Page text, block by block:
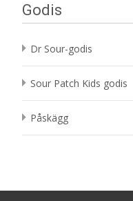
Godis
Dr Sour-godis
Sour Patch Kids godis
Påskägg